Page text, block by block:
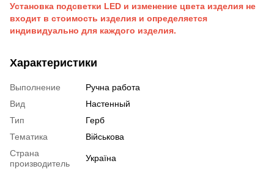
Установка подсветки LED и изменение цвета изделия не
входит в стоимость изделия и определяется
индивидуально для каждого изделия.
Характеристики
Выполнение
Ручна работа
Вид
Настенный
Тип
Герб
Тематика
Військова
Страна
производитель
Україна